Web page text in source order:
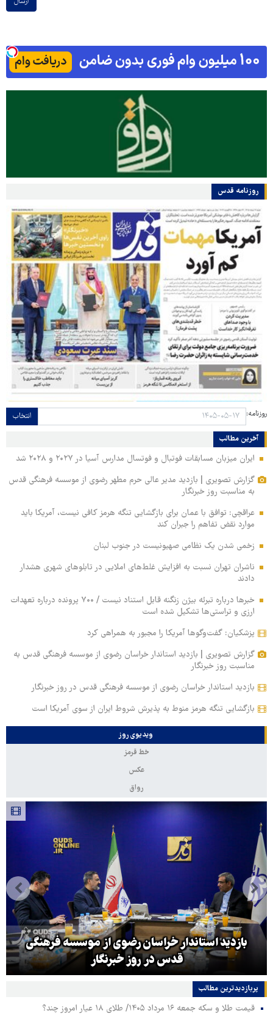
روزنامه قدس
روزنامه: انتخاب
آخرین مطالب
ایران میزبان مسابقات فوتبال و فوتسال مدارس آسیا در ۲۰۲۷ و ۲۰۲۸ شد
گزارش تصویری | بازدید مدیر عالی حرم مطهر رضوی از موسسه فرهنگی قدس
به مناسبت روز خبرنگار
عراقچی: توافق با عمان برای بازگشایی تنگه هرمز کافی نیست، آمریکا باید
موارد نقض تفاهم را جبران کند
زخمی‌ شدن یک نظامی صهیونیست در جنوب لبنان
ناشران تهران نسبت به افزایش غلط‌های املایی در تابلوهای شهری هشدار
دادند
خبرها درباره تبرئه بیژن زنگنه قابل استناد نیست / ۷۰۰ پرونده درباره تعهدات
ارزی و تراستی‌ها تشکیل شده است
پزشکیان: گفت‌وگوها آمریکا را مجبور به همراهی کرد
گزارش تصویری | بازدید استاندار خراسان رضوی از موسسه فرهنگی قدس به
مناسبت روز خبرنگار
بازدید استاندار خراسان رضوی از موسسه فرهنگی قدس در روز خبرنگار
بازگشایی تنگه هرمز منوط به پذیرش شروط ایران از سوی آمریکا است
ویدیوی روز
خط قرمز
عکس
رواق
بازدید استاندار خراسان رضوی از موسسه فرهنگی
قدس در روز خبرنگار
پربازدیدترین‌ مطالب
قیمت طلا و سکه جمعه ۱۶ مرداد ۱۴۰۵/ طلای ۱۸ عیار امروز چند؟